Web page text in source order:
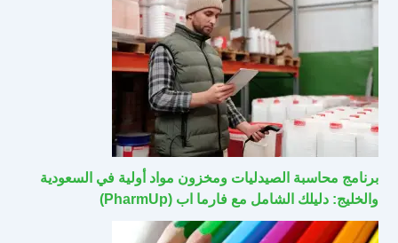
برنامج محاسبة الصيدليات ومخزون مواد أولية في السعودية
والخليج: دليلك الشامل مع فارما اب (PharmUp)